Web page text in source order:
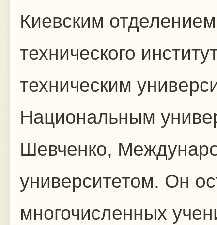
Киевским
технического
техническим
Национальным
Шевченко,
университетом. Он
многочисленных